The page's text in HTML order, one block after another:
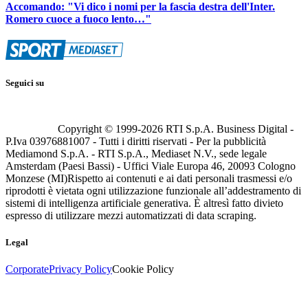
Accomando: "Vi dico i nomi per la fascia destra dell'Inter.
Romero cuoce a fuoco lento…"
Seguici su
Copyright © 1999-2026 RTI S.p.A. Business Digital -
P.Iva 03976881007 - Tutti i diritti riservati - Per la pubblicità
Mediamond S.p.A. - RTI S.p.A., Mediaset N.V., sede legale
Amsterdam (Paesi Bassi) - Uffici Viale Europa 46, 20093 Cologno
Monzese (MI)Rispetto ai contenuti e ai dati personali trasmessi e/o
riprodotti è vietata ogni utilizzazione funzionale all’addestramento di
sistemi di intelligenza artificiale generativa. È altresì fatto divieto
espresso di utilizzare mezzi automatizzati di data scraping.
Legal
CorporatePrivacy PolicyCookie Policy